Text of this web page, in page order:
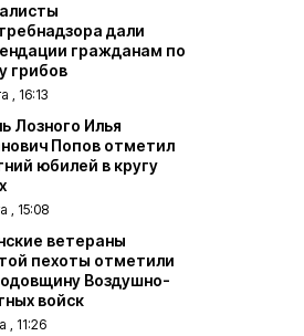
дали
гражданам по
грибов
, 16:13
Лозного Илья
Попов отметил
юбилей в кругу
, 15:08
ветераны
пехоты отметили
Воздушно-
войск
, 11:26